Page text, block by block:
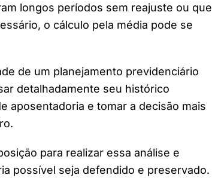
longos períodos sem reajuste ou que
o cálculo pela média pode se
de um planejamento previdenciário
detalhadamente seu histórico
aposentadoria e tomar a decisão mais
para realizar essa análise e
possível seja defendido e preservado.